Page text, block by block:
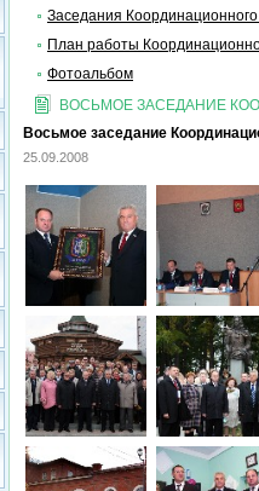
Заседания
План работы
Фотоальбом
ВОСЬМОЕ ЗАСЕДАНИЕ
Восьмое заседание
25.09.2008